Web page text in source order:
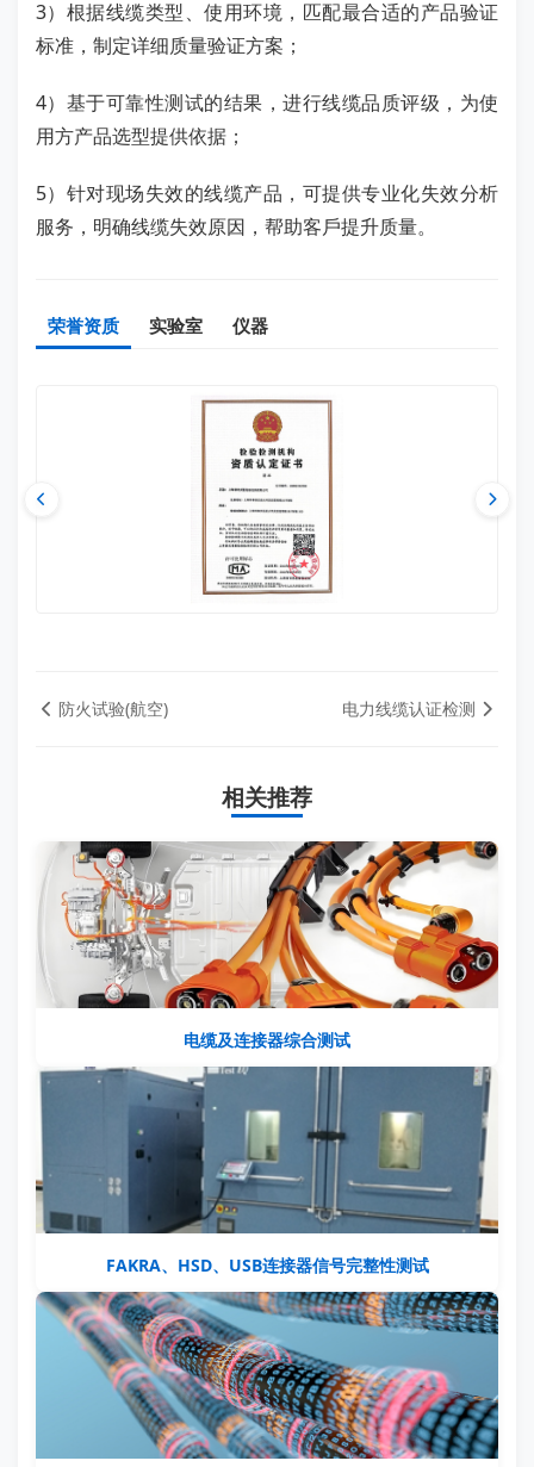
3）根据线缆类型、使用环境，匹配最合适的产品验证
标准，制定详细质量验证方案；
4）基于可靠性测试的结果，进⾏线缆品质评级，为使
用方产品选型提供依据；
5）针对现场失效的线缆产品，可提供专业化失效分析
服务，明确线缆失效原因，帮助客⼾提升质量。
荣誉资质 实验室 仪器
防火试验(航空) 电力线缆认证检测
相关推荐
电缆及连接器综合测试
FAKRA、HSD、USB连接器信号完整性测试